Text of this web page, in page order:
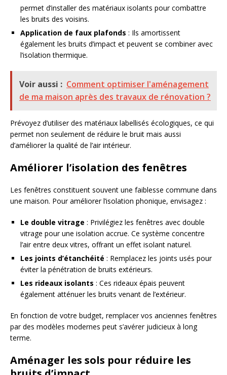
permet d’installer des matériaux isolants pour combattre
les bruits des voisins.
Application de faux plafonds : Ils amortissent
également les bruits d’impact et peuvent se combiner avec
l’isolation thermique.
Voir aussi : Comment optimiser l'aménagement
de ma maison après des travaux de rénovation ?
Prévoyez d’utiliser des matériaux labellisés écologiques, ce qui
permet non seulement de réduire le bruit mais aussi
d’améliorer la qualité de l’air intérieur.
Améliorer l’isolation des fenêtres
Les fenêtres constituent souvent une faiblesse commune dans
une maison. Pour améliorer l’isolation phonique, envisagez :
Le double vitrage : Privilégiez les fenêtres avec double
vitrage pour une isolation accrue. Ce système concentre
l’air entre deux vitres, offrant un effet isolant naturel.
Les joints d’étanchéité : Remplacez les joints usés pour
éviter la pénétration de bruits extérieurs.
Les rideaux isolants : Ces rideaux épais peuvent
également atténuer les bruits venant de l’extérieur.
En fonction de votre budget, remplacer vos anciennes fenêtres
par des modèles modernes peut s’avérer judicieux à long
terme.
Aménager les sols pour réduire les